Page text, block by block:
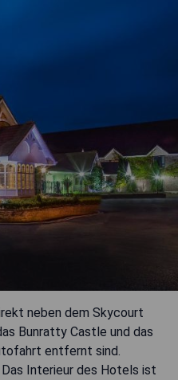
neben dem Skycourt
Bunratty Castle und das
entfernt sind.
Interieur des Hotels ist